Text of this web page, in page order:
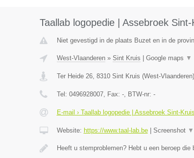
Taallab logopedie | Assebroek Sint-
Niet gevestigd in de plaats Buzet en in de
West-Vlaanderen» Sint Kruis Google maps ▼
Ter Heide 26, 8310 Sint Kruis (West-Vlaanderen)
Tel: 0496928007, Fax: -, BTW-nr: -
E-mail › Taallab logopedie | Assebroek Sint-Kruis
Website: https://www.taal-lab.be| Screenshot ▼
Heeft u stemproblemen? Hebt u een beroep